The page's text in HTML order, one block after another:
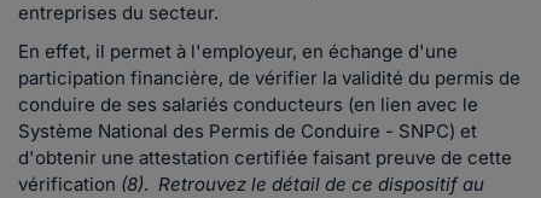
entreprises du secteur.
En effet, il permet à l'employeur, en échange d'une
participation financière, de vérifier la validité du permis de
conduire de ses salariés conducteurs (en lien avec le
Système National des Permis de Conduire - SNPC) et
d'obtenir une attestation certifiée faisant preuve de cette
vérification (8). Retrouvez le détail de ce dispositif au